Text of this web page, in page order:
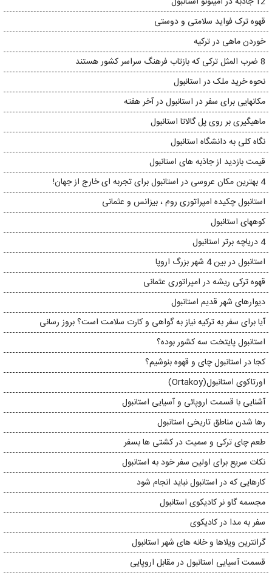
قهوه ترک فواید سلامتی و دوستی
خوردن ماهی در ترکیه
8 ضرب المثل ترکی که بازتاب فرهنگ سراسر کشور هستند
نحوه خرید ملک در استانبول
مکانهایی برای سفر در استانبول در آخر هفته
ماهیگیری بر روی پل گالاتا استانبول
نگاه کلی به دانشگاه استانبول
قیمت بازدید از جاذبه های استانبول
4 بهترین مکان عروسی در استانبول برای تجربه ای خارج از جهان!
استانبول چکیده امپراتوری روم ، بیزانس و عثمانی
کوههای استانبول
4 دریاچه برتر استانبول
استانبول در بین 4 شهر بزرگ اروپا
قهوه ترکی ریشه در امپراتوری عثمانی
دیوارهای شهر قدیم استانبول
آیا برای سفر به ترکیه نیاز به گواهی و کارت سلامت است؟ بروز رسانی
استانبول پایتخت سه کشور بوده؟
کجا در استانبول چای و قهوه بنوشیم؟
اورتاکوی استانبول(Ortakoy)
آشنایی با قسمت اروپائی و آسیایی استانبول
رها شدن مناطق تاریخی استانبول
طعم چای ترکی و سمیت در کشتی ها بسفر
نکات سریع برای اولین سفر خود به استانبول
کارهایی که در استانبول نباید انجام شود
مجسمه گاو نر کادیکوی استانبول
سفر به مدا در کادیکوی
گرانترین ویلاها و خانه های شهر استانبول
قسمت آسیایی استانبول در مقابل اروپایی